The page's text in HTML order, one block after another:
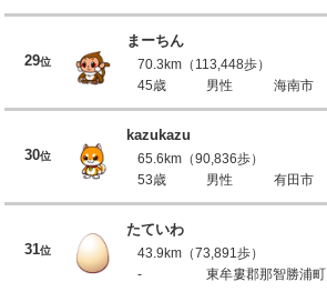
29位
まーちん
70.3km（113,448歩）
45歳
男性 海南市
30位
kazukazu
65.6km（90,836歩）
53歳
男性 有田市
31位
たていわ
43.9km（73,891歩）
-
東牟婁郡那智勝浦町